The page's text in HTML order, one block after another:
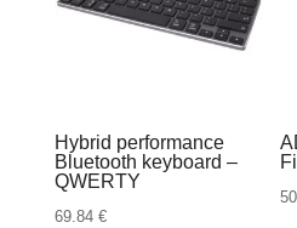
Hybrid performance
Bluetooth keyboard –
QWERTY
69.84 €